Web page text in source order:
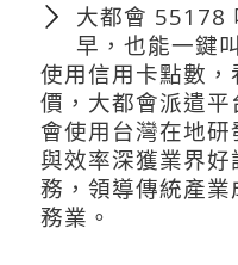
大都會 55178
早，也能一鍵
使用信用卡點數
價，大都會派遣
會使用台灣在地
與效率深獲業界
務，領導傳統產
務業。